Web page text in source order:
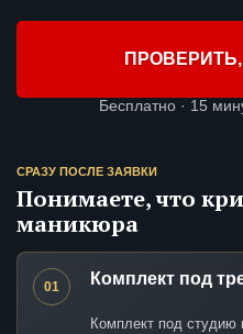
Бесплатно · 15
СРАЗУ ПОСЛЕ ЗАЯВКИ
Понимаете, что
маникюра
01 Комплект под
Комплект под